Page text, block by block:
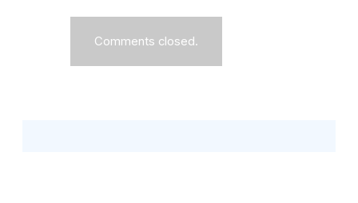
Comments closed.